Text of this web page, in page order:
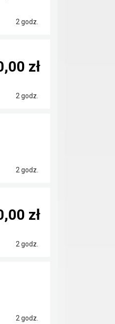
2 godz.
2 godz.
zł
2 godz.
2 godz.
zł
2 godz.